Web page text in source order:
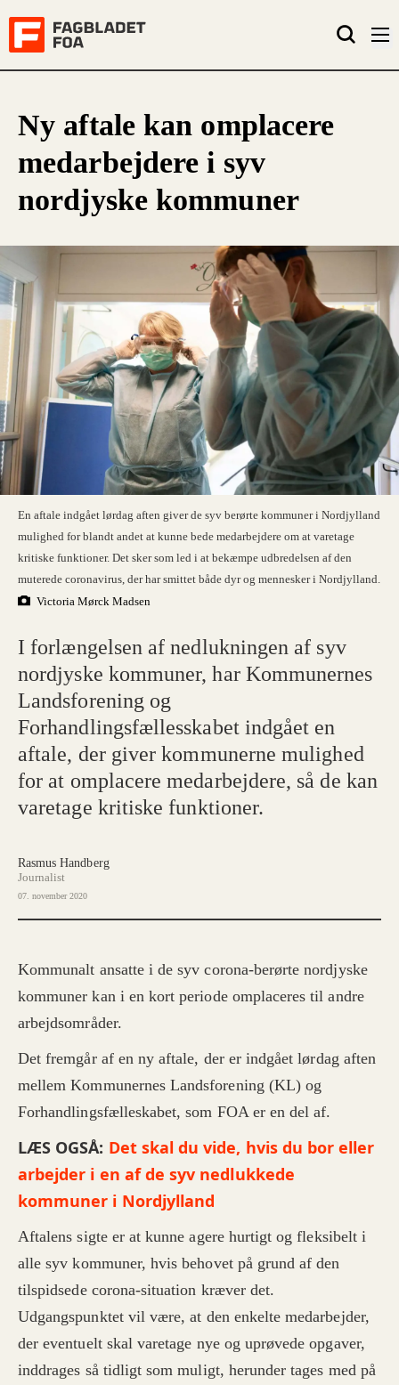
Ny aftale kan omplacere
medarbejdere i syv
nordjyske kommuner
En aftale indgået lørdag aften giver de syv berørte kommuner i Nordjylland
mulighed for blandt andet at kunne bede medarbejdere om at varetage
kritiske funktioner. Det sker som led i at bekæmpe udbredelsen af den
muterede coronavirus, der har smittet både dyr og mennesker i Nordjylland.
Victoria Mørck Madsen
I forlængelsen af nedlukningen af syv
nordjyske kommuner, har Kommunernes
Landsforening og
Forhandlingsfællesskabet indgået en
aftale, der giver kommunerne mulighed
for at omplacere medarbejdere, så de kan
varetage kritiske funktioner.
Rasmus Handberg
Journalist
07. november 2020
Kommunalt ansatte i de syv corona-berørte nordjyske
kommuner kan i en kort periode omplaceres til andre
arbejdsområder.
Det fremgår af en ny aftale, der er indgået lørdag aften
mellem Kommunernes Landsforening (KL) og
Forhandlingsfælleskabet, som FOA er en del af.
LÆS OGSÅ: Det skal du vide, hvis du bor eller
arbejder i en af de syv nedlukkede
kommuner i Nordjylland
Aftalens sigte er at kunne agere hurtigt og fleksibelt i
alle syv kommuner, hvis behovet på grund af den
tilspidsede corona-situation kræver det.
Udgangspunktet vil være, at den enkelte medarbejder,
der eventuelt skal varetage nye og uprøvede opgaver,
inddrages så tidligt som muligt, herunder tages med på